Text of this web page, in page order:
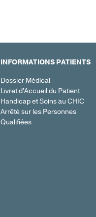
INFORMATIONS PATIENTS
Dossier Médical
Livret d'Accueil du Patient
Handicap et Soins au CHIC
Arrêté sur les Personnes
Qualifiées